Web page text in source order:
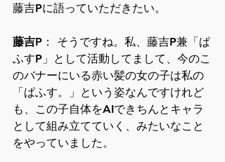
藤吉Pに語っていただきたい。
藤吉P ： そうですね。私、藤吉P兼「ぱ
ふすP」として活動してまして、今のこ
のバナーにいる赤い髪の女の子は私の
「ぱふす。」という姿なんですけれど
も、この子自体をAIできちんとキャラ
として組み立てていく、みたいなこと
をやっていました。